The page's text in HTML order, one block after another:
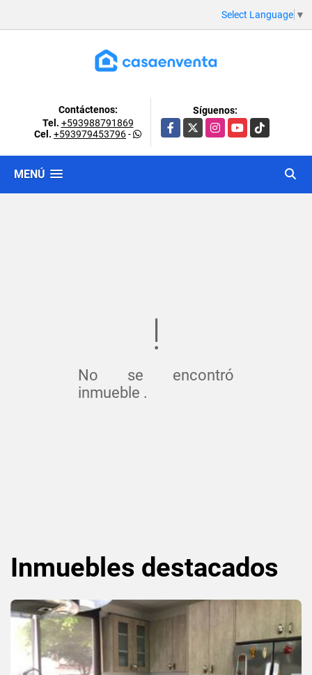
Select Language ▼
Contáctenos:
Tel. +593988791869
Cel. +593979453796-
Síguenos:
Facebook
X InstagramYouTubeTikTok
MENÚ
No se encontró
inmueble .
Inmuebles destacados